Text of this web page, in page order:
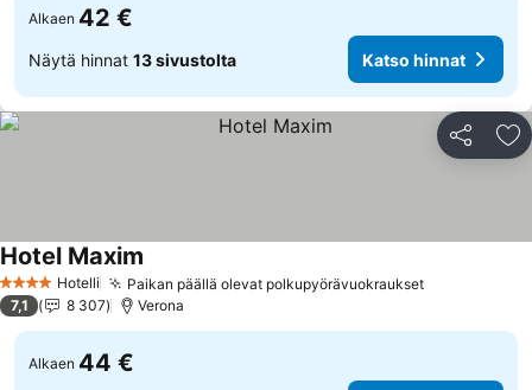
Alkaen 42 €
Näytä hinnat 13 sivustolta Katso hinnat
Jaa
4 Tähtiluokitus
Hotelli Paikan päällä olevat polkupyörävuokrauksetKatso
Hotel Maxim
7,1 8 307 Verona
Alkaen 44 €